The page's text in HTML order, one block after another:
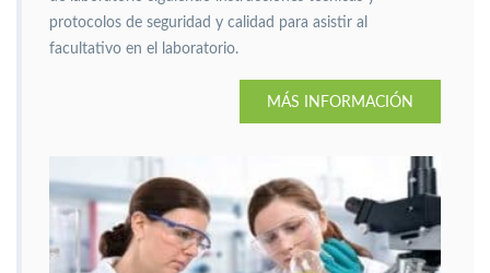
protocolos de seguridad y calidad para asistir al
facultativo en el laboratorio.
MÁS INFORMACIÓN